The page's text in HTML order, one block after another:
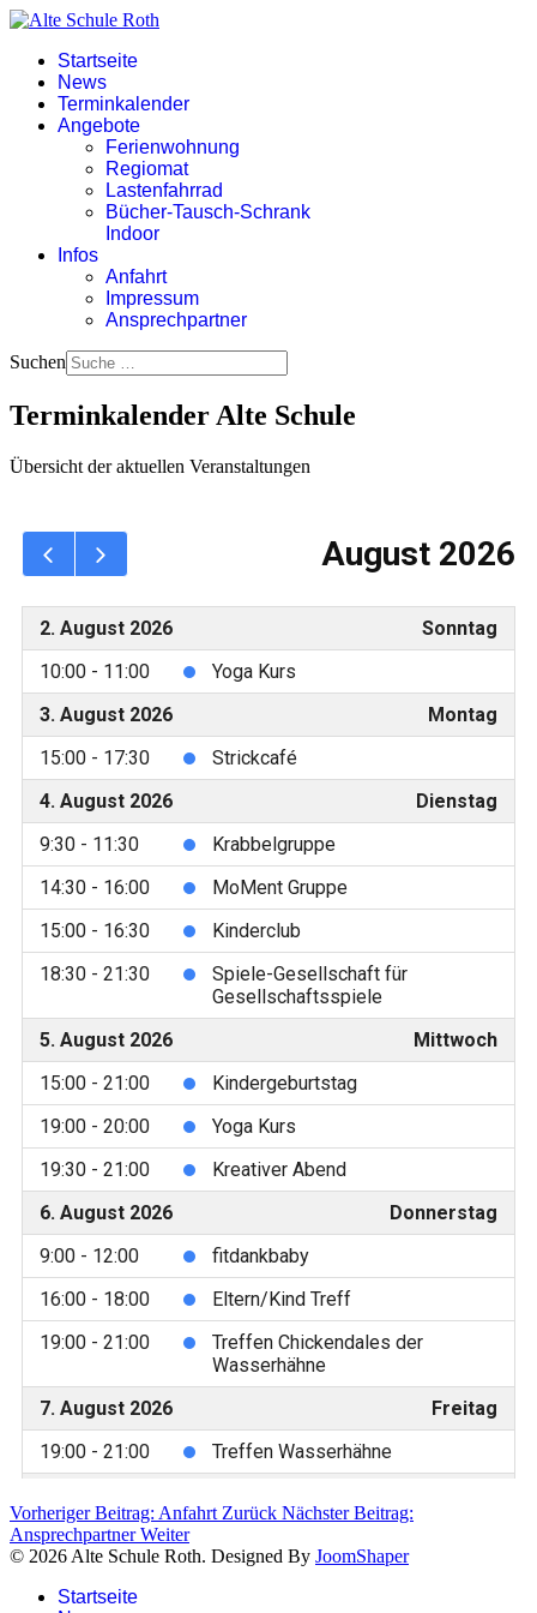
Startseite
News
Terminkalender
Angebote
Ferienwohnung
Regiomat
Lastenfahrrad
Bücher-Tausch-Schrank
Indoor
Infos
Anfahrt
Impressum
Ansprechpartner
Suchen
Terminkalender Alte Schule
Übersicht der aktuellen Veranstaltungen
Vorheriger Beitrag: Anfahrt Zurück Nächster Beitrag:
AnsprechpartnerWeiter
© 2026 Alte Schule Roth. Designed By JoomShaper
Startseite